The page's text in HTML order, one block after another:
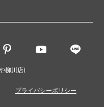
柳川店)
プライバシーポリシー